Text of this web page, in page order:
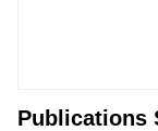
Publications